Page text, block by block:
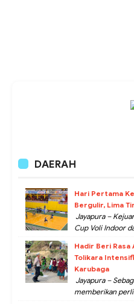
DAERAH
Hari Pertama
Bergulir, Lima
Jayapura –
Cup Voli Indoor
Hadir Beri Rasa
Tolikara
Karubaga
Jayapura –
memberikan